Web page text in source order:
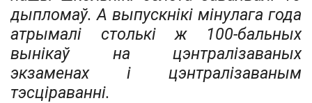
дыпломаў. А выпускнікі мінулага года
атрымалі столькі ж 100-бальных
вынікаў на цэнтралізаваных
экзаменах і цэнтралізаваным
тэсціраванні.